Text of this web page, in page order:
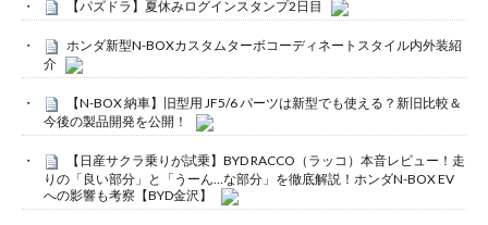
【パズドラ】夏休みログインスタンプ2日目
ホンダ新型N-BOXカスタムターボコーディネートスタイル内外装紹
介
【N-BOX 納車】旧型用 JF5/6 パーツは新型でも使える？新旧比較＆
今後の製品開発を公開！
【日産サクラ乗りが試乗】BYD RACCO（ラッコ）本音レビュー！走
りの「良い部分」と「うーん…な部分」を徹底解説！ホンダN-BOX EV
への影響も考察【BYD金沢】